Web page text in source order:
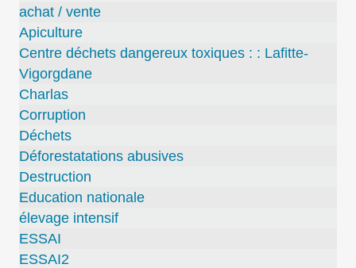
achat / vente
Apiculture
Centre déchets dangereux toxiques : : Lafitte-
Vigorgdane
Charlas
Corruption
Déchets
Déforestatations abusives
Destruction
Education nationale
élevage intensif
ESSAI
ESSAI2